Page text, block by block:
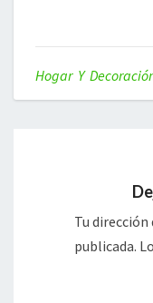
Hogar Y
Tu
publicada.